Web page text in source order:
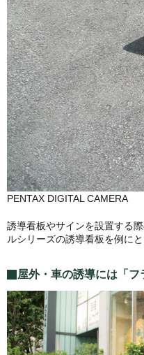
PENTAX DIGITAL CAMERA
誘導看板やサインを設置する
ルシリーズの誘導看板を例に
屋外・車の誘導には「フ